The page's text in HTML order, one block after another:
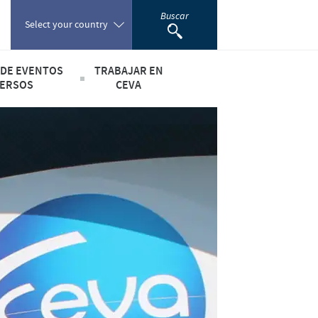
Select your country
Poland
South Africa
Spain
Buscar
contra la desnutrición infantil
EVENTOS
TRABAJAR EN
CEVA